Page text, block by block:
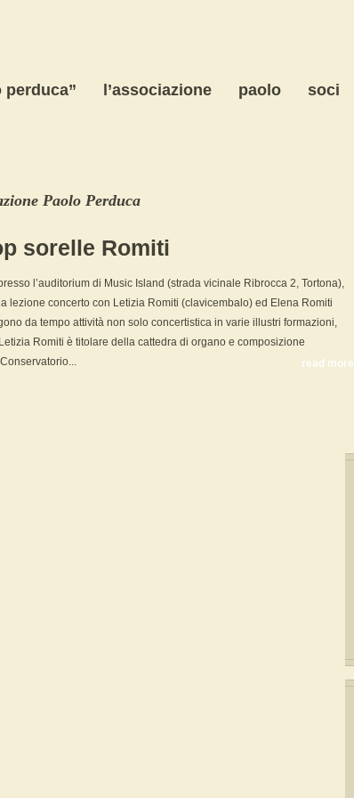
perduca” l’associazione paolo soci
Paolo Perduca
sorelle Romiti
l’auditorium di Music Island (strada vicinale Ribrocca 2, Tortona),
lezione concerto con Letizia Romiti (clavicembalo) ed Elena Romiti
da tempo attività non solo concertistica in varie illustri formazioni,
Romiti è titolare della cattedra di organo e composizione
read more